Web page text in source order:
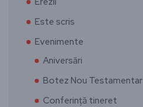
Este scris
Evenimente
Aniversări
Botez Nou Testamentar
Conferință tineret